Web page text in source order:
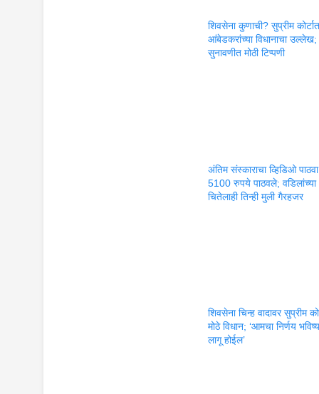
शिवसेना कुणाची? सुप्रीम
आंबेडकरांच्या विधानाचा उल्लेख;
सुनावणीत मोठी टिप्पणी
अंतिम संस्काराचा व्हिडिओ
5100 रुपये पाठवले; वडिलांच्या
चितेलाही तिन्ही मुली गैरहजर
शिवसेना चिन्ह वादावर सुप्रीम
मोठे विधान; ‘आमचा निर्णय
लागू होईल’